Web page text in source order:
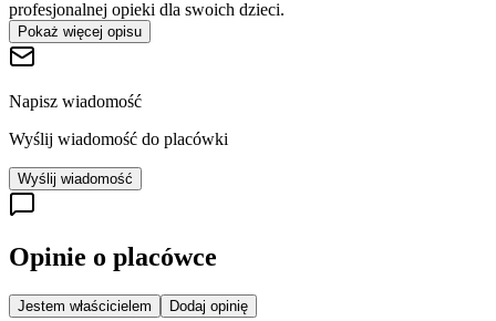
profesjonalnej opieki dla swoich dzieci.
Pokaż więcej opisu
Napisz wiadomość
Wyślij wiadomość do placówki
Wyślij wiadomość
Opinie o placówce
Jestem właścicielem Dodaj opinię